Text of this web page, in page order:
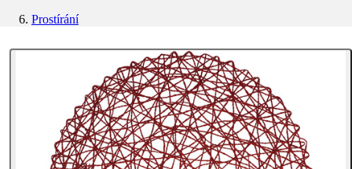
Prostírání